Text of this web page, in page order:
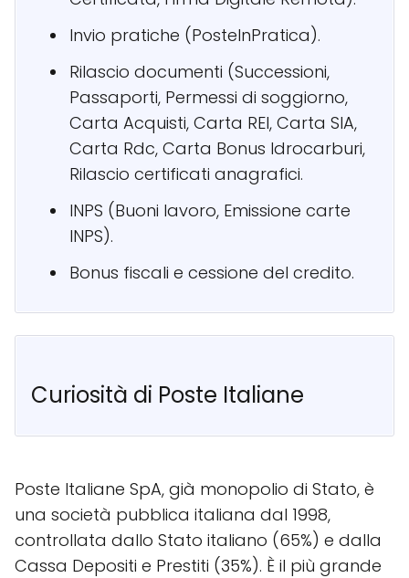
Invio pratiche (PosteInPratica).
Rilascio documenti (Successioni,
Passaporti, Permessi di soggiorno,
Carta Acquisti, Carta REI, Carta SIA,
Carta Rdc, Carta Bonus Idrocarburi,
Rilascio certificati anagrafici.
INPS (Buoni lavoro, Emissione carte
INPS).
Bonus fiscali e cessione del credito.
Curiosità di Poste Italiane
Poste Italiane SpA, già monopolio di Stato, è
una società pubblica italiana dal 1998,
controllata dallo Stato italiano (65%) e dalla
Cassa Depositi e Prestiti (35%). È il più grande